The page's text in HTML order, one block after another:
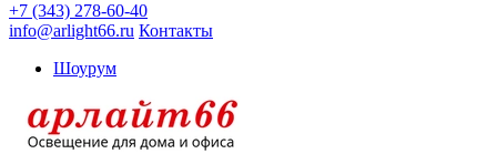
+7 (343) 278-60-40
info@arlight66.ru Контакты
Шоурум